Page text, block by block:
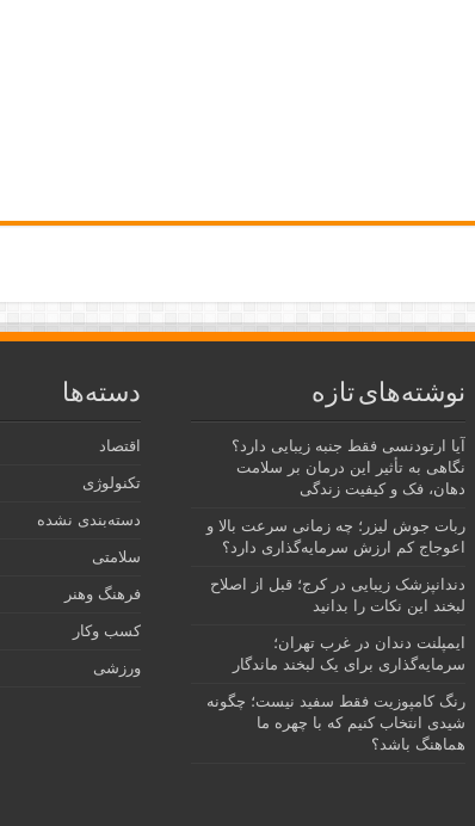
نوشته‌های تازه
آیا ارتودنسی فقط جنبه زیبایی دارد؟
نگاهی به تأثیر این درمان بر سلامت
دهان، فک و کیفیت زندگی
ربات جوش لیزر؛ چه زمانی سرعت بالا و
اعوجاج کم ارزش سرمایه‌گذاری دارد؟
دندانپزشک زیبایی در کرج؛ قبل از اصلاح
لبخند این نکات را بدانید
ایمپلنت دندان در غرب تهران؛
سرمایه‌گذاری برای یک لبخند ماندگار
رنگ کامپوزیت فقط سفید نیست؛ چگونه
شیدی انتخاب کنیم که با چهره ما
هماهنگ باشد؟
دسته‌ها
اقتصاد
تکنولوژی
دسته‌بندی نشده
سلامتی
فرهنگ وهنر
کسب وکار
ورزشی